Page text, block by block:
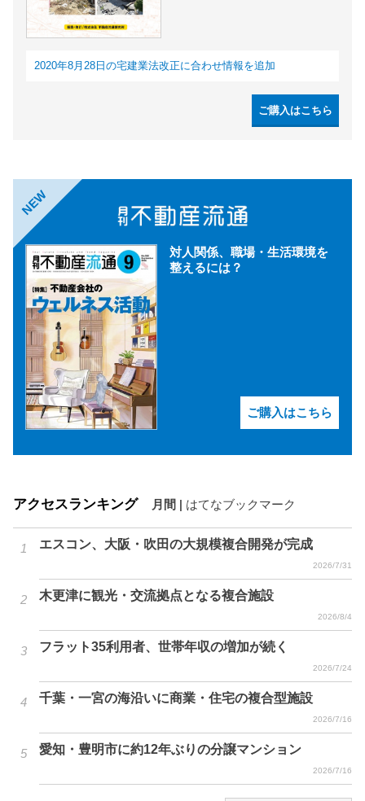
2020年8月28日の宅建業法改正に合わせ情報を追加
ご購入はこちら
NEW
対人関係、職場・生活環境を
整えるには？
ご購入はこちら
アクセスランキング 月間 はてなブックマーク
エスコン、大阪・吹田の大規模複合開発が完成
2026/7/31
木更津に観光・交流拠点となる複合施設
2026/8/4
フラット35利用者、世帯年収の増加が続く
2026/7/24
千葉・一宮の海沿いに商業・住宅の複合型施設
2026/7/16
愛知・豊明市に約12年ぶりの分譲マンション
2026/7/16